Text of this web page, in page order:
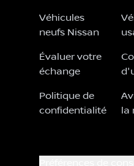
Véhicules
neufs Nissan
Évaluer votre
échange
Politique de
confidentialité
la